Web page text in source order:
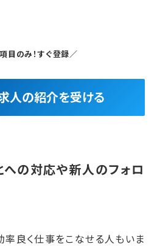
目のみ！すぐ登録／
求人の紹介を受ける
への対応や新人のフォロ
率良く仕事をこなせる人もいま